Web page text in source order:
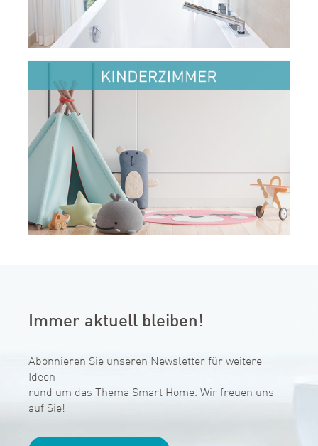
Immer aktuell bleiben!
Abonnieren Sie unseren Newsletter für weitere
Ideen
rund um das Thema Smart Home. Wir freuen uns
auf Sie!